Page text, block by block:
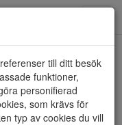
till ditt besök
funktioner,
personifierad
som krävs för
typ av cookies du vill